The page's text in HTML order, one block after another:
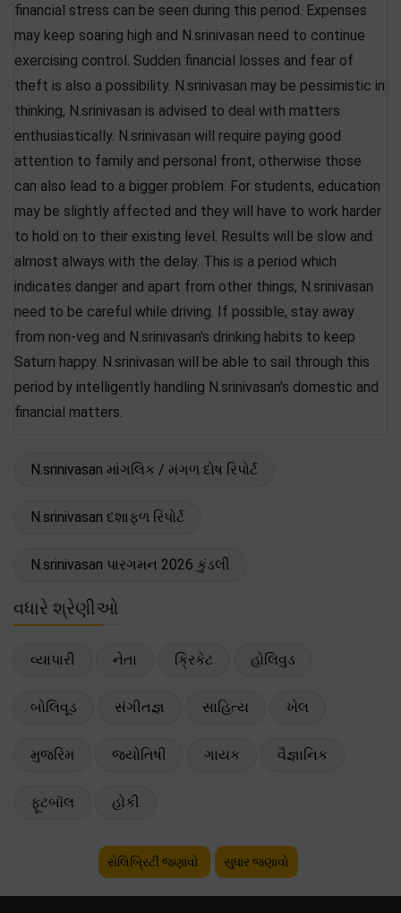
financial stress can be seen during this period. Expenses
may keep soaring high and N.srinivasan need to continue
exercising control. Sudden financial losses and fear of
theft is also a possibility. N.srinivasan may be pessimistic in
thinking, N.srinivasan is advised to deal with matters
enthusiastically. N.srinivasan will require paying good
attention to family and personal front, otherwise those
can also lead to a bigger problem. For students, education
may be slightly affected and they will have to work harder
to hold on to their existing level. Results will be slow and
almost always with the delay. This is a period which
indicates danger and apart from other things, N.srinivasan
need to be careful while driving. If possible, stay away
from non-veg and N.srinivasan's drinking habits to keep
Saturn happy. N.srinivasan will be able to sail through this
period by intelligently handling N.srinivasan's domestic and
financial matters.
N.srinivasan માંગલિક / મંગળ દોષ રિપોર્ટ
N.srinivasan દશાફળ રિપોર્ટ
N.srinivasan પારગમન 2026 કુંડલી
વધારે શ્રેણીઓ
વ્યાપારી નેતા ક્રિકેટ હોલિવુડ
બોલિવૂડ સંગીતજ્ઞ સાહિત્ય ખેલ
મુજરિમ જ્યોતિષી ગાયક વૈજ્ઞાનિક
ફૂટબૉલ હોકી
સેલિબ્રિટી જણાવો સુધાર જણાવો